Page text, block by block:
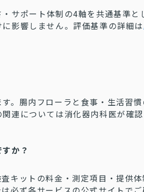
サポート体制の4軸を共通基準と
影響しません。評価基準の詳細は
。腸内フローラと食事・生活習
連については消化器内科医が確認
か？
キットの料金・測定項目・提供